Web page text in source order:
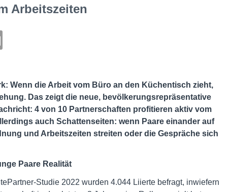
Arbeitszeiten
Wenn die Arbeit vom Büro an den Küchentisch zieht,
Das zeigt die neue, bevölkerungsrepräsentative
4 von 10 Partnerschaften profitieren aktiv vom
auch Schattenseiten: wenn Paare einander auf
und Arbeitszeiten streiten oder die Gespräche sich
Paare Realität
Studie 2022 wurden 4.044 Liierte befragt, inwiefern